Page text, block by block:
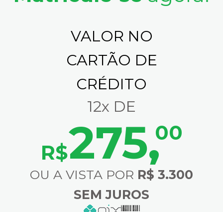
VALOR NO
CARTÃO DE
CRÉDITO
12x DE
R$275,00
OU A VISTA POR R$ 3.300
SEM JUROS